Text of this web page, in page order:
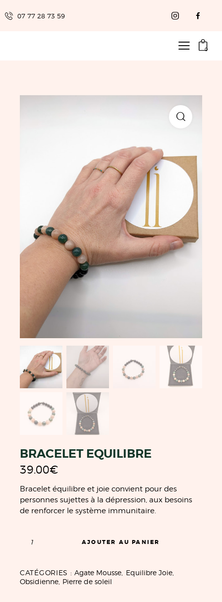
07 77 28 73 59
0
BRACELET EQUILIBRE
39.00€
Bracelet équilibre et joie convient pour des
personnes sujettes à la dépression, aux besoins
de renforcer le système immunitaire.
AJOUTER AU PANIER
CATÉGORIES :Agate Mousse Equilibre Joie,
Obsidienne Pierre de soleil